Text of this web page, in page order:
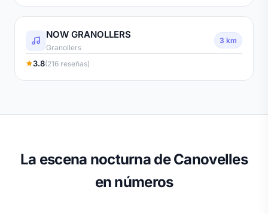
NOW GRANOLLERS
Granollers
3 km
3.8(216 reseñas)
La escena nocturna de Canovelles
en números